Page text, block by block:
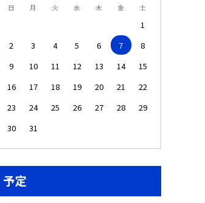
日 月 火 水 木 金 土
1
2
3 4 5 6 7
8
9
10 11 12 13 14
15
16
17 18 19 20 21
22
23
24 25 26 27 28
29
30
31
予定